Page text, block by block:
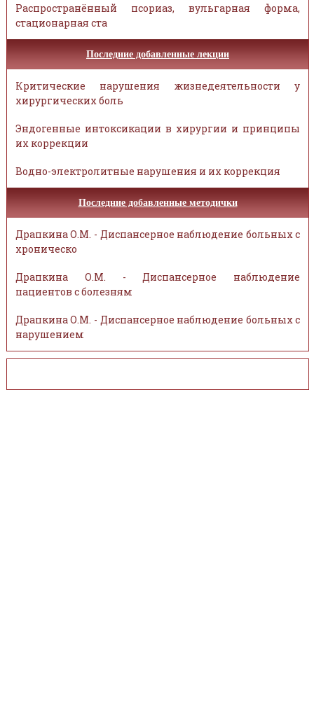
Распространённый псориаз, вульгарная форма,
стационарная ста
Последние добавленные лекции
Критические нарушения жизнедеятельности у
хирургических боль
Эндогенные интоксикации в хирургии и принципы
их коррекции
Водно-электролитные нарушения и их коррекция
Последние добавленные методички
Драпкина О.М. - Диспансерное наблюдение больных с
хроническо
Драпкина О.М. - Диспансерное наблюдение
пациентов с болезням
Драпкина О.М. - Диспансерное наблюдение больных с
нарушением